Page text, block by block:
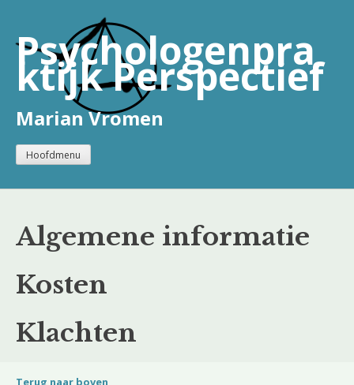
inhoud
springen
Psychologenpra
ktijk Perspectief
Marian Vromen
Hoofdmenu
Algemene informatie
Kosten
Klachten
Terug naar boven